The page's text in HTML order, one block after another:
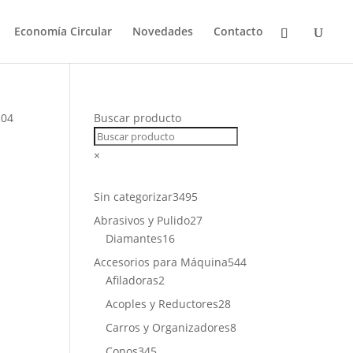
Economía Circular Novedades Contacto
Buscar producto
×
Sin categorizar3495
productos
Abrasivos y Pulido2727
Diamantes1616
productos
Accesorios para Máquina544544
Afiladoras2
productos
Acoples y Reductores2828
productos
Carros y Organizadores88